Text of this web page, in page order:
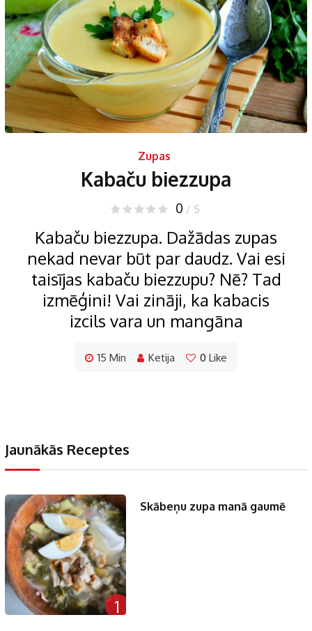
Zupas
Kabaču biezzupa
0 / 5
Kabaču biezzupa. Dažādas zupas
nekad nevar būt par daudz. Vai esi
taisījas kabaču biezzupu? Nē? Tad
izmēģini! Vai zināji, ka kabacis
izcils vara un mangāna
15 Min Ketija 0 Like
Jaunākās Receptes
1
Skābeņu zupa manā gaumē